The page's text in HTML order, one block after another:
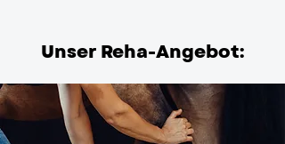
Unser Reha-Angebot: